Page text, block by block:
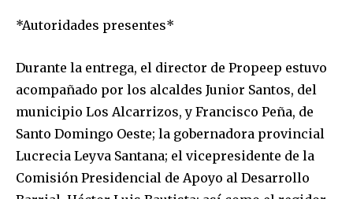
*Autoridades presentes*
Durante la entrega, el director de Propeep estuvo
acompañado por los alcaldes Junior Santos, del
municipio Los Alcarrizos, y Francisco Peña, de
Santo Domingo Oeste; la gobernadora provincial
Lucrecia Leyva Santana; el vicepresidente de la
Comisión Presidencial de Apoyo al Desarrollo